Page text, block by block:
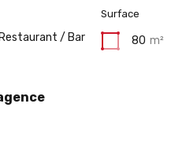
/ Bar
Surface
80 m²